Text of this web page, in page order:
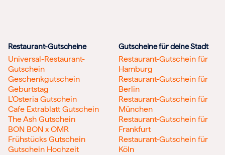
Restaurant-Gutscheine
Universal-Restaurant-
Gutschein
Geschenkgutschein
Geburtstag
L’Osteria Gutschein
Cafe Extrablatt Gutschein
The Ash Gutschein
BON BON x OMR
Frühstücks Gutschein
Gutschein Hochzeit
Gutscheine für deine Stadt
Restaurant-Gutschein für
Hamburg
Restaurant-Gutschein für
Berlin
Restaurant-Gutschein für
München
Restaurant-Gutschein für
Frankfurt
Restaurant-Gutschein für
Köln